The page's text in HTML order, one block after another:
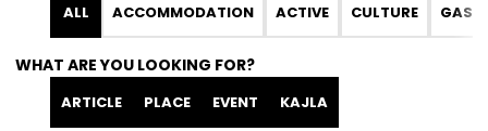
ALL ACCOMMODATION ACTIVE CULTURE
WHAT ARE YOU LOOKING FOR?
ARTICLE PLACE EVENT KAJLA